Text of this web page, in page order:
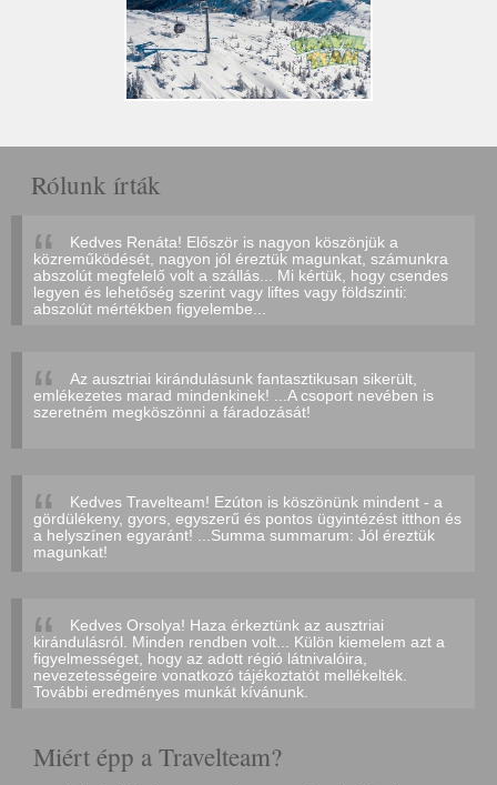
Rólunk írták
Kedves Renáta! Először is nagyon köszönjük a
közreműködését, nagyon jól éreztük magunkat, számunkra
abszolút megfelelő volt a szállás... Mi kértük, hogy csendes
legyen és lehetőség szerint vagy liftes vagy földszinti:
abszolút mértékben figyelembe...
Az ausztriai kirándulásunk fantasztikusan sikerült,
emlékezetes marad mindenkinek! ...A csoport nevében is
szeretném megköszönni a fáradozását!
Kedves Travelteam! Ezúton is köszönünk mindent - a
gördülékeny, gyors, egyszerű és pontos ügyintézést itthon és
a helyszínen egyaránt! ...Summa summarum: Jól éreztük
magunkat!
Kedves Orsolya! Haza érkeztünk az ausztriai
kirándulásról. Minden rendben volt... Külön kiemelem azt a
figyelmességet, hogy az adott régió látnivalóira,
nevezetességeire vonatkozó tájékoztatót mellékelték.
További eredményes munkát kívánunk.
Miért épp a Travelteam?